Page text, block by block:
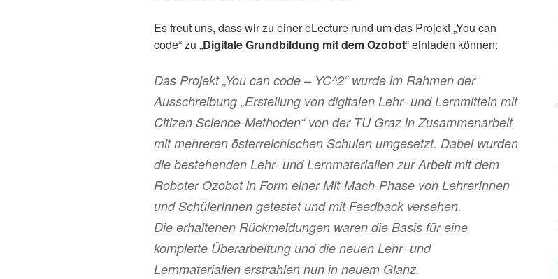
Es freut uns, dass wir zu einer eLecture rund um das Projekt „You can
code“ zu „Digitale Grundbildung mit dem Ozobot“ einladen können:
Das Projekt „You can code – YC^2“ wurde im Rahmen der
Ausschreibung „Erstellung von digitalen Lehr- und Lernmitteln mit
Citizen Science-Methoden“ von der TU Graz in Zusammenarbeit
mit mehreren österreichischen Schulen umgesetzt. Dabei wurden
die bestehenden Lehr- und Lernmaterialien zur Arbeit mit dem
Roboter Ozobot in Form einer Mit-Mach-Phase von LehrerInnen
und SchülerInnen getestet und mit Feedback versehen.
Die erhaltenen Rückmeldungen waren die Basis für eine
komplette Überarbeitung und die neuen Lehr- und
Lernmaterialien erstrahlen nun in neuem Glanz.